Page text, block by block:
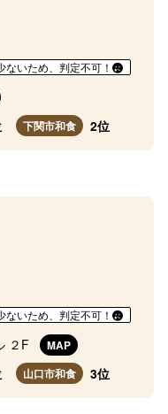
ないため、判定不可！
下関市和食 2位
ないため、判定不可！
２F
MAP
山口市和食 3位